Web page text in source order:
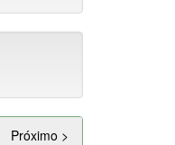
Próximo >